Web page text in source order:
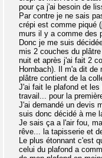
pour ça j'ai besoin de
Par contre je ne sais
crépi est comme piqué
murs il y a comme des
Donc je me suis
mis 2 couches du
nuit et après j'ai fait 2
Hornbach). Il m'a dit de
plâtre contient de la
J'ai fait le plafond et les
travail... pour la
J'ai demandé un devis
suis donc décidé à me
Je sais ça a l'air fou,
rêve... la tapisserie et
Le plus étonnant c'est
celui du plafond a